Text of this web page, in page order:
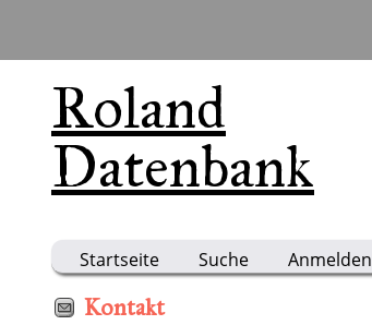
Roland
Datenbank
Startseite Suche Anmelden
Kontakt